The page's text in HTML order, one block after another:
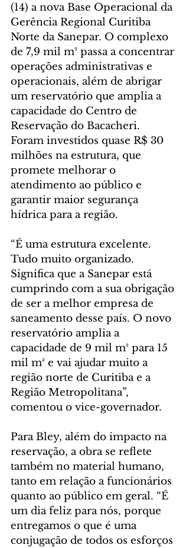
(14) a nova Base Operacional da
Gerência Regional Curitiba
Norte da Sanepar. O complexo
de 7,9 mil m² passa a concentrar
operações administrativas e
operacionais, além de abrigar
um reservatório que amplia a
capacidade do Centro de
Reservação do Bacacheri.
Foram investidos quase R$ 30
milhões na estrutura, que
promete melhorar o
atendimento ao público e
garantir maior segurança
hídrica para a região.
“É uma estrutura excelente.
Tudo muito organizado.
Significa que a Sanepar está
cumprindo com a sua obrigação
de ser a melhor empresa de
saneamento desse país. O novo
reservatório amplia a
capacidade de 9 mil m³ para 15
mil m³ e vai ajudar muito a
região norte de Curitiba e a
Região Metropolitana”,
comentou o vice-governador.
Para Bley, além do impacto na
reservação, a obra se reflete
também no material humano,
tanto em relação a funcionários
quanto ao público em geral. “É
um dia feliz para nós, porque
entregamos o que é uma
conjugação de todos os esforços